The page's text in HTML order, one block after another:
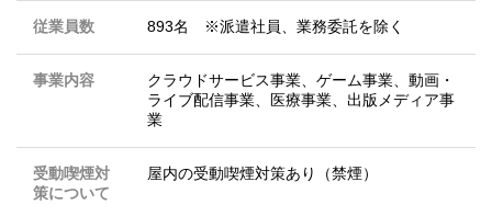
従業員数 893名 ※派遣社員、業務委託を除く
事業内容
クラウドサービス事業、ゲーム事業、動画・
ライブ配信事業、医療事業、出版メディア事
業
受動喫煙対
策について
屋内の受動喫煙対策あり（禁煙）